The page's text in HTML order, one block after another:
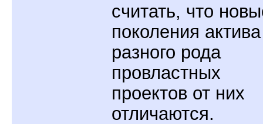
считать, что
поколения актива
разного рода
провластных
проектов от них
отличаются.